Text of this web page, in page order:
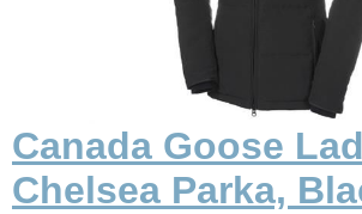
Canada Goose
Chelsea Parka,